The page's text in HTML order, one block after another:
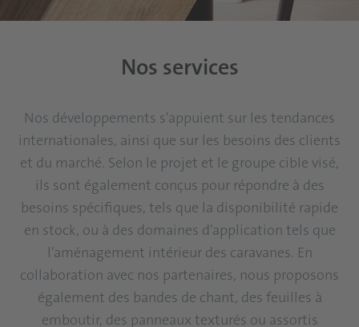
Nos services
Nos développements s'appuient sur les tendances
internationales, ainsi que sur les besoins des clients
et du marché. Selon le projet et le groupe cible visé,
ils sont également conçus pour répondre à des
besoins spécifiques, tels que la disponibilité rapide
en stock, ou à des domaines d'application tels que
l'aménagement intérieur des caravanes. En
collaboration avec nos partenaires, nous proposons
également des bandes de chant, des feuilles à
emboutir, des panneaux texturés ou assortis